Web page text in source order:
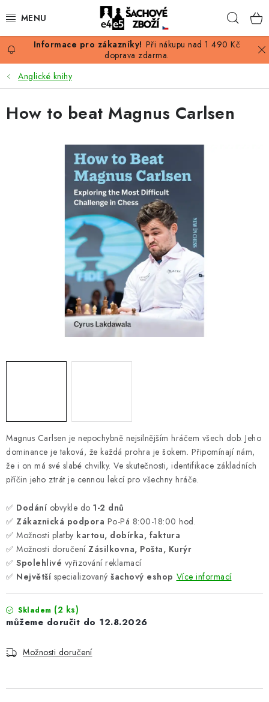
na
AKCE
ŠACHY
ŠACHOVÉ FIGURKY
ŠACHOVNICE
ŠACHOVÉ HODINY
ŠACHOVÉ KNIHY
ŠACHOVÝ ANTIKVARIÁT
ONLINE ŠACHY
ŠACHOVÝ MERCH
VÝPRODEJ
Při nákupu nad 1 490 Kč
doprava zdarma.
Anglické knihy
Magnus Carlsen je nepochybně nejsilnějším hráčem všech dob. Jeho
dominance je taková, že každá prohra je šokem. Připomínají nám,
že i on má své slabé chvilky. Ve skutečnosti, identifikace základních
příčin jeho ztrát je cennou lekcí pro všechny hráče.
✅ Dodání obvykle do 1-2 dnů
✅ Zákaznická podpora Po-Pá 8:00-18:00 hod.
✅ Možnosti platby kartou, dobírka, faktura
✅ Možnosti doručení Zásilkovna, Pošta, Kurýr
✅ Spolehlivé vyřizování reklamací
✅ Největší specializovaný šachový eshop Více informací
Skladem (2 ks)
12.8.2026
Možnosti doručení
How to beat Magnus Carlsen